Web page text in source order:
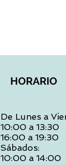
HORARIO
De Lunes a
10:00 a 13:30
16:00 a 19:30
Sábados:
10:00 a 14:00